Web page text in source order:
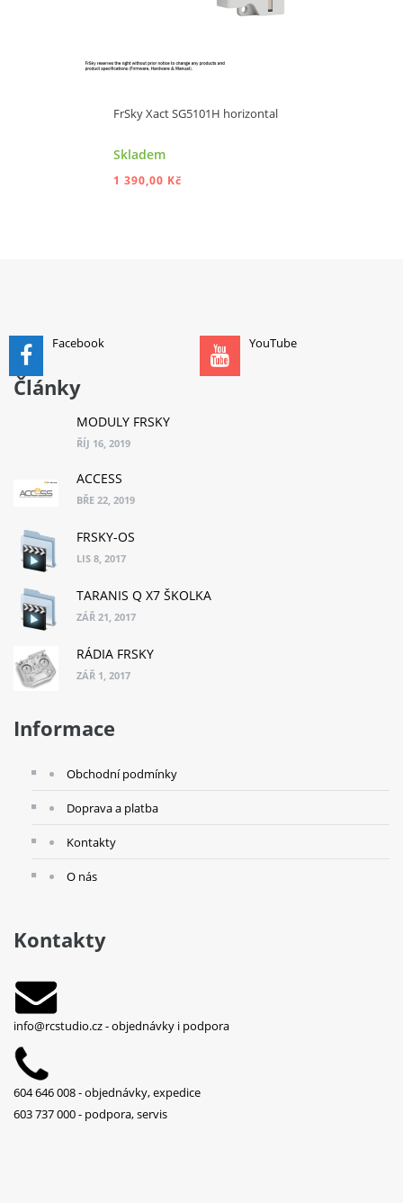
FrSky Xact SG5101H horizontal
Skladem
1 390,00 Kč
Facebook YouTube
Články
MODULY FRSKY
ŘÍJ 16, 2019
ACCESS
BŘE 22, 2019
FRSKY-OS
LIS 8, 2017
TARANIS Q X7 ŠKOLKA
ZÁŘ 21, 2017
RÁDIA FRSKY
ZÁŘ 1, 2017
Informace
Obchodní podmínky
Doprava a platba
Kontakty
O nás
Kontakty
info@rcstudio.cz- objednávky i podpora
604 646 008 - objednávky, expedice
603 737 000 - podpora, servis